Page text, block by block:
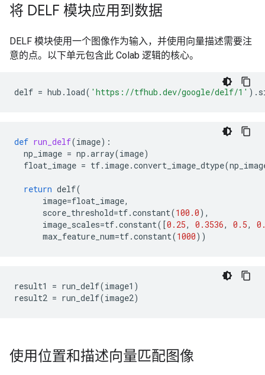
将 DELF 模块应用到数据
DELF 模块使用一个图像作为输入，并使用向量描述需要注
意的点。以下单元包含此 Colab 逻辑的核心。
delf = hub . load( 'https://tfhub.dev/google/delf/1' ) .
def run_delf(image):
np_image = np .array(image)
float_image = tf. image.convert_image_dtype(
return delf(
image=float_image,
score_threshold=tf.constant(100.0),
image_scales=tf.constant([0.25, 0.3536, 0.5,
max_feature_num=tf.constant(1000))
result1 = run_delf(image1 )
result2 = run_delf(image2)
使用位置和描述向量匹配图像